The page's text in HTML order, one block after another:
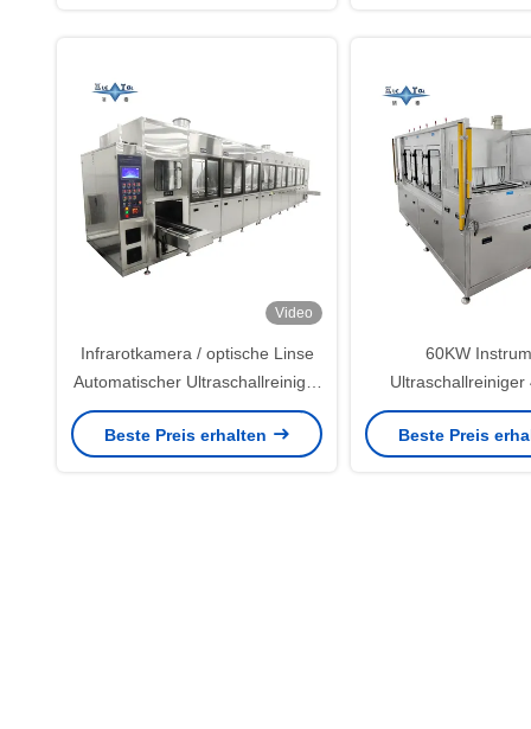
Video
Infrarotkamera / optische Linse
Automatischer Ultraschallreiniger
120KW Professionelle
Ultraschallreiniger
Beste Preis erhalten
60KW
Ultraschallreiniger
68KHZ
Beste Preis